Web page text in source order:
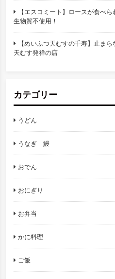
【エスコミート】ロースが食べ
生物質不使用！
【めいふつ天むすの千寿】止ま
天むす発祥の店
カテゴリー
うどん
うなぎ 鰻
おでん
おにぎり
お弁当
かに料理
ご飯